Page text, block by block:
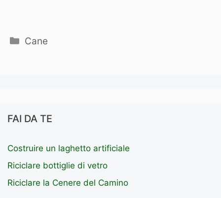
Categorie
Cane
FAI DA TE
Costruire un laghetto artificiale
Riciclare bottiglie di vetro
Riciclare la Cenere del Camino